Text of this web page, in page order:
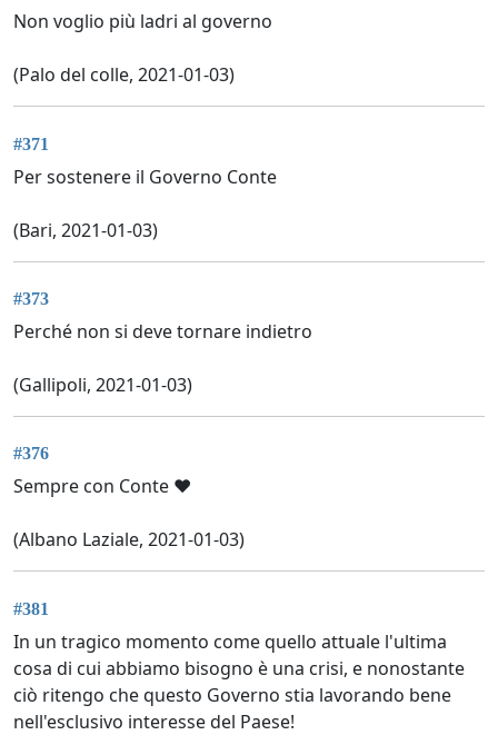
Non voglio più ladri al governo
(Palo del colle, 2021-01-03)
#371
Per sostenere il Governo Conte
(Bari, 2021-01-03)
#373
Perché non si deve tornare indietro
(Gallipoli, 2021-01-03)
#376
Sempre con Conte ❤
(Albano Laziale, 2021-01-03)
#381
In un tragico momento come quello attuale l'ultima
cosa di cui abbiamo bisogno è una crisi, e nonostante
ciò ritengo che questo Governo stia lavorando bene
nell'esclusivo interesse del Paese!